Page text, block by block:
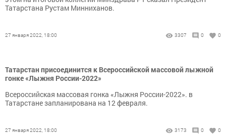
Татарстана Рустам Минниханов.
27 января 2022, 18:00 3307 0 0
Татарстан присоединится к Всероссийской массовой лыжной
гонке «Лыжня России-2022»
Всероссийская массовая гонка «Лыжня России-2022». в
Татарстане запланирована на 12 февраля.
27 января 2022, 18:00 3173 0 0